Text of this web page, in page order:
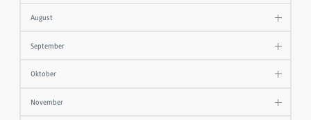
August
September
Oktober
November